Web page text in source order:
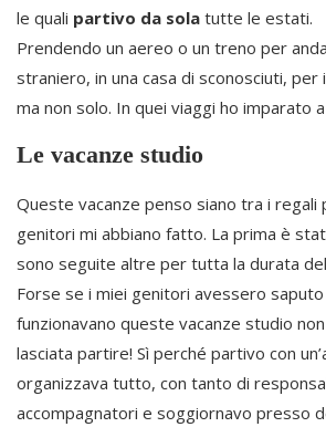
le quali partivo da sola tutte le estati.
Prendendo un aereo o un treno per
straniero, in una casa di sconosciuti, per
ma non solo. In quei viaggi ho imparato
Le vacanze studio
Queste vacanze penso siano tra i regali
genitori mi abbiano fatto. La prima è
sono seguite altre per tutta la durata
Forse se i miei genitori avessero
funzionavano queste vacanze studio
lasciata partire! Sì perché partivo con
organizzava tutto, con tanto di
accompagnatori e soggiornavo presso